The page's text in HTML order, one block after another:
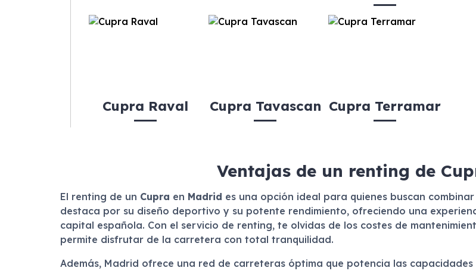
Cupra Raval Cupra Tavascan Cupra Terramar
Ventajas de un renting de
El renting de un Cupra en Madrid es una opción ideal para quienes buscan
destaca por su diseño deportivo y su potente rendimiento, ofreciendo una
capital española. Con el servicio de renting, te olvidas de los costes de
permite disfrutar de la carretera con total tranquilidad.
Además, Madrid ofrece una red de carreteras óptima que potencia las capacidades